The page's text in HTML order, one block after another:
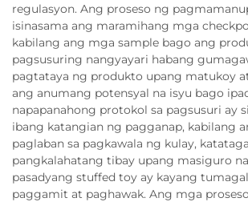
regulasyon. Ang proseso ng
isinasama ang maramihang mga
kabilang ang mga sample bago ang
pagsusuring nangyayari habang
pagtataya ng produkto upang matukoy
ang anumang potensyal na isyu bago
napapanahong protokol sa pagsusuri ay
ibang katangian ng pagganap, kabilang
paglaban sa pagkawala ng kulay,
pangkalahatang tibay upang masiguro
pasadyang stuffed toy ay kayang
paggamit at paghawak. Ang mga